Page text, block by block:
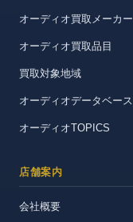
オーディオ買取メーカー
オーディオ買取品目
買取対象地域
オーディオデータベース
オーディオTOPICS
店舗案内
会社概要